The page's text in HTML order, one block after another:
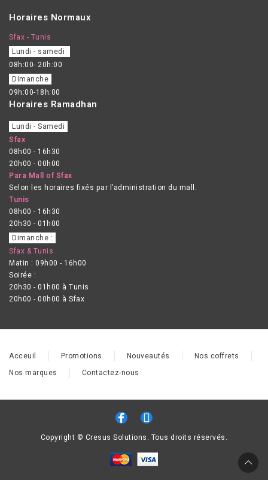
Horaires Normaux
Sfax - Tunis
Lundi - samedi
08h:00- 20h:00
Dimanche
09h:00-18h:00
Horaires Ramadhan
Lundi - Samedi
Sfax
08h00 - 16h30
20h00 - 00h00
Para Mall of Sfax
Selon les horaires fixés par l’administration du mall.
Tunis
08h00 - 16h30
20h30 - 01h00
Dimanche :
Sfax & Tunis
Matin : 09h00 - 16h00
Soirée :
20h30 - 01h00 à Tunis
20h00 - 00h00 à Sfax
Acceuil Promotions Nouveautés
Nos coffrets
Nos marques
Contactez-nous
Copyright © Cresus Solutions. Tous droits réservés.